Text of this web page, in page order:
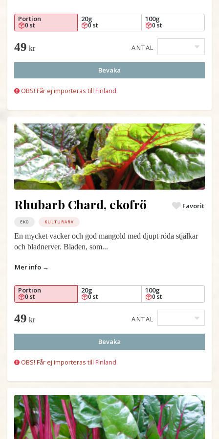
Portion
0 st
20g
0 st
100g
0 st
49 kr ANTAL
Bevaka
OBS! Får ej importeras till Finland.
Rhubarb Chard, ekofrö Favorit
EKO KULTURARV
En mycket vacker och god mangold med djupt röda stjälkar
och bladnerver. Bladen, som...
Mer info →
Portion
0 st
20g
0 st
100g
0 st
49 kr ANTAL
Bevaka
OBS! Får ej importeras till Finland.